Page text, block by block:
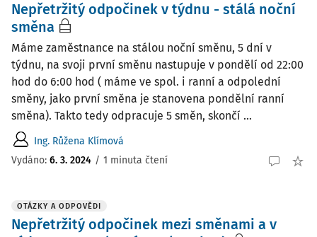
Nepřetržitý odpočinek v týdnu - stálá noční
směna
Máme zaměstnance na stálou noční směnu, 5 dní v
týdnu, na svoji první směnu nastupuje v pondělí od 22:00
hod do 6:00 hod ( máme ve spol. i ranní a odpolední
směny, jako první směna je stanovena pondělní ranní
směna). Takto tedy odpracuje 5 směn, skončí ...
Ing. Růžena Klímová
Vydáno: 6. 3. 2024 / 1 minuta čtení
OTÁZKY A ODPOVĚDI
Nepřetržitý odpočinek mezi směnami a v